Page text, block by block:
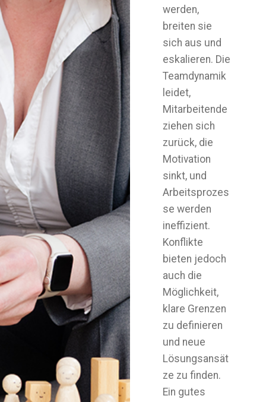
werden,
breiten sie
sich aus und
eskalieren. Die
Teamdynamik
leidet,
Mitarbeitende
ziehen sich
zurück, die
Motivation
sinkt, und
Arbeitsprozes
se werden
ineffizient.
Konflikte
bieten jedoch
auch die
Möglichkeit,
klare Grenzen
zu definieren
und neue
Lösungsansät
ze zu finden.
Ein gutes